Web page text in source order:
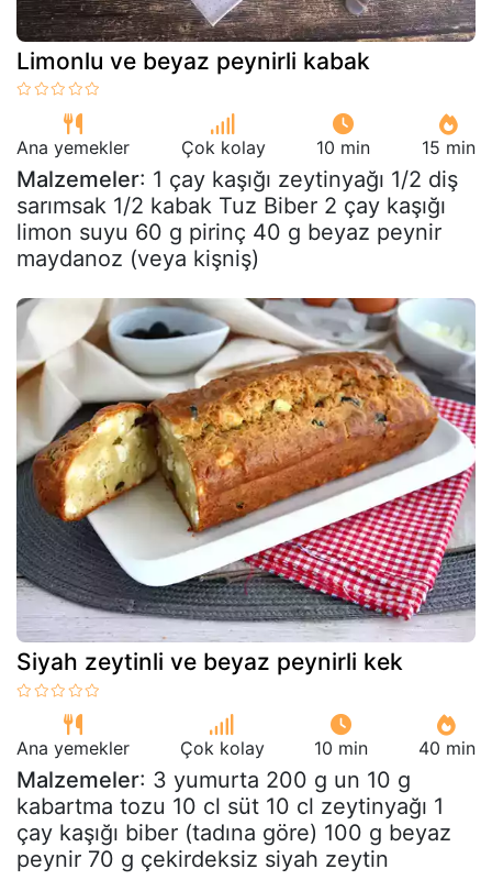
Limonlu ve beyaz peynirli kabak
Ana yemekler Çok kolay 10 min 15 min
Malzemeler: 1 çay kaşığı zeytinyağı 1/2 diş
sarımsak 1/2 kabak Tuz Biber 2 çay kaşığı
limon suyu 60 g pirinç 40 g beyaz peynir
maydanoz (veya kişniş)
Siyah zeytinli ve beyaz peynirli kek
Ana yemekler Çok kolay 10 min 40 min
Malzemeler: 3 yumurta 200 g un 10 g
kabartma tozu 10 cl süt 10 cl zeytinyağı 1
çay kaşığı biber (tadına göre) 100 g beyaz
peynir 70 g çekirdeksiz siyah zeytin